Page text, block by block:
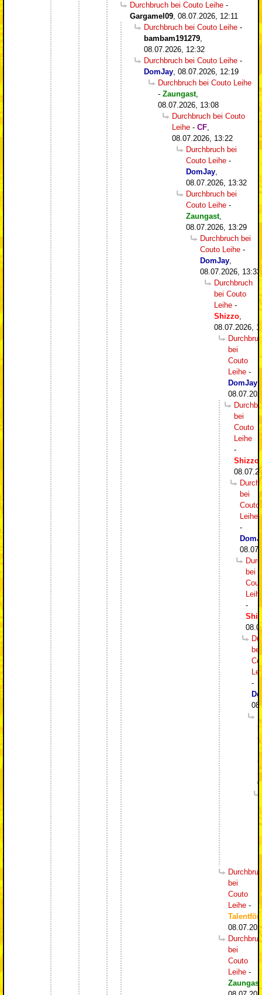
Durchbruch bei Couto Leihe -
Gargamel09, 08.07.2026, 12:11
Durchbruch bei Couto Leihe -
bambam191279,
08.07.2026, 12:32
Durchbruch bei Couto Leihe -
DomJay, 08.07.2026, 12:19
Durchbruch bei Couto Leihe
- Zaungast,
08.07.2026, 13:08
Durchbruch bei Couto
Leihe - CF,
08.07.2026, 13:22
Durchbruch bei
Couto Leihe -
DomJay,
08.07.2026, 13:32
Durchbruch bei
Couto Leihe -
Zaungast,
08.07.2026, 13:29
Durchbruch bei
Couto Leihe -
DomJay,
08.07.2026, 13:33
Durchbruch
bei Couto
Leihe -
Shizzo,
08.07.2026,
bei
Couto
Leihe -
DomJay
bei
Couto
Leihe
-
Shizzo
bei
Couto
Leihe
-
bei
-
bei
-
-
bei
Couto
Leihe -
bei
Couto
Leihe -
Zaungast